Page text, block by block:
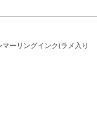
ーリングインク(ラメ入り